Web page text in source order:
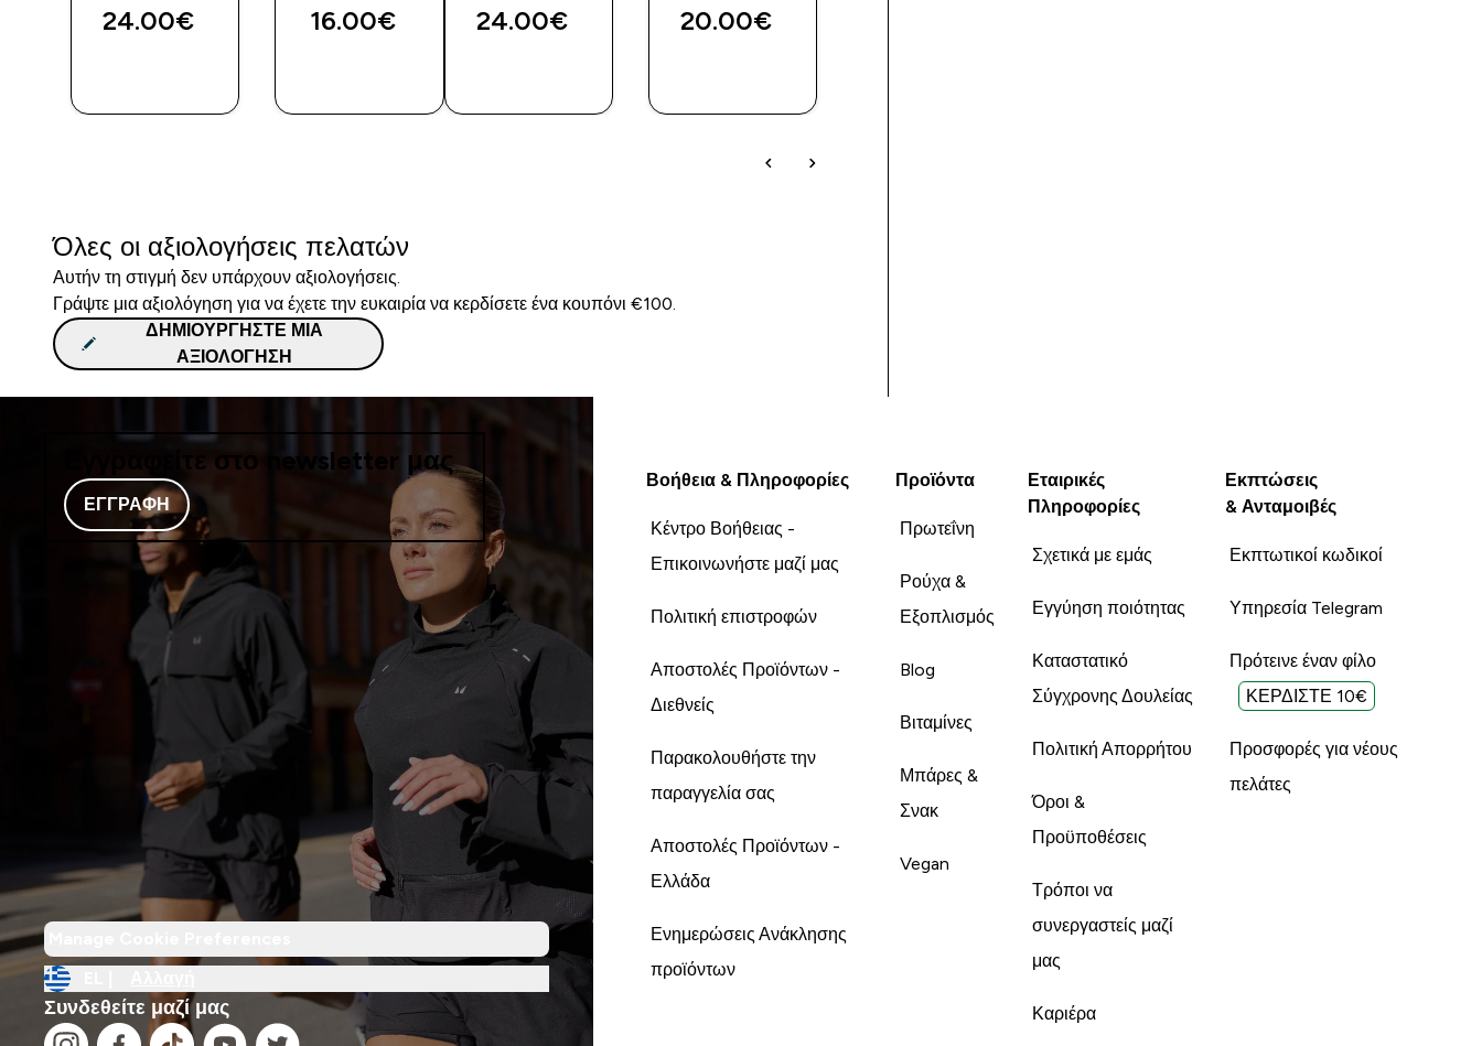
24.00€‎ 16.00€‎ 24.00€‎ 20.00€‎
Όλες οι αξιολογήσεις πελατών
Αυτήν τη στιγμή δεν υπάρχουν αξιολογήσεις.
Γράψτε μια αξιολόγηση για να έχετε την ευκαιρία να κερδίσετε ένα κουπόνι €100.
ΔΗΜΙΟΥΡΓΉΣΤΕ ΜΙΑ
ΑΞΙΟΛΌΓΗΣΗ
Εγγραφείτε στο newsletter μας
ΕΓΓΡΑΦΉ
Συνδεθείτε μαζί μας
Βοήθεια & Πληροφορίες
Κέντρο Βοήθειας -
Επικοινωνήστε μαζί μας
Πολιτική επιστροφών
Αποστολές Προϊόντων -
Διεθνείς
Παρακολουθήστε την
παραγγελία σας
Αποστολές Προϊόντων -
Ελλάδα
Ενημερώσεις Ανάκλησης
προϊόντων
Προϊόντα
Πρωτεΐνη
Ρούχα &
Εξοπλισμός
Blog
Βιταμίνες
Μπάρες &
Σνακ
Vegan
Εταιρικές
Πληροφορίες
Σχετικά με εμάς
Εγγύηση ποιότητας
Καταστατικό
Σύγχρονης Δουλείας
Πολιτική Απορρήτου
Όροι &
Προϋποθέσεις
Τρόποι να
συνεργαστείς μαζί
μας
Καριέρα
Εκπτώσεις
& Ανταμοιβές
Εκπτωτικοί κωδικοί
Υπηρεσία Telegram
Πρότεινε έναν φίλο
ΚΕΡΔΙΣΤΕ 10€
Προσφορές για νέους
πελάτες